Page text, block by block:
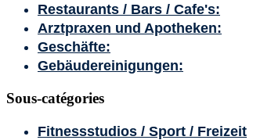
Restaurants / Bars / Cafe's:
Arztpraxen und Apotheken:
Geschäfte:
Gebäudereinigungen:
Sous-catégories
Fitnessstudios / Sport / Freizeit